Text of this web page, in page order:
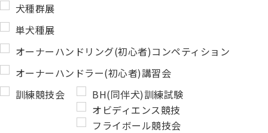
犬種群展
単犬種展
オーナーハンドリング(初心者)コンペティション
オーナーハンドラー(初心者)講習会
訓練競技会
BH(同伴犬)訓練試験
オビディエンス競技
フライボール競技会